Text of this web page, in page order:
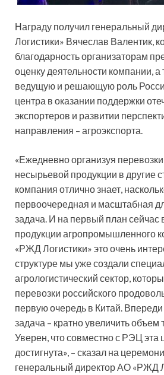
Награду получил генеральный
Логистики» Вячеслав Валентик,
благодарность организаторам
оценку деятельности компании, а
ведущую и решающую роль
центра в оказании поддержки
экспортеров и развитии
направления – агроэкспорта.
«Ежедневно организуя
несырьевой продукции в другие
компания отлично знает,
первоочередная и масштабная
задача. И на первый план сейчас
продукции агропромышленного
«РЖД Логистики» это очень
структуре мы уже создали
агрологистический сектор,
перевозки российского
первую очередь в Китай. Впереди
задача – кратно увеличить объем
Уверен, что совместно с РЭЦ эта
достигнута», – сказал на
генеральный директор АО «РЖД